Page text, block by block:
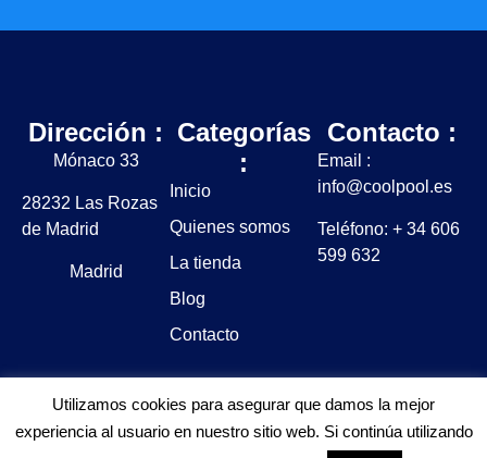
Dirección :
Mónaco 33
28232 Las Rozas
de Madrid
Madrid
Categorías
:
Inicio
Quienes somos
La tienda
Blog
Contacto
Contacto :
Email :
info@coolpool.es
Teléfono: + 34 606
599 632
Utilizamos cookies para asegurar que damos la mejor
experiencia al usuario en nuestro sitio web. Si continúa utilizando